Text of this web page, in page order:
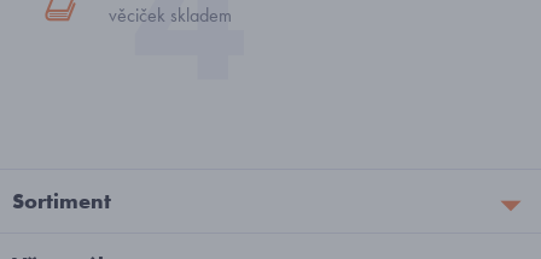
věciček skladem
Sortiment